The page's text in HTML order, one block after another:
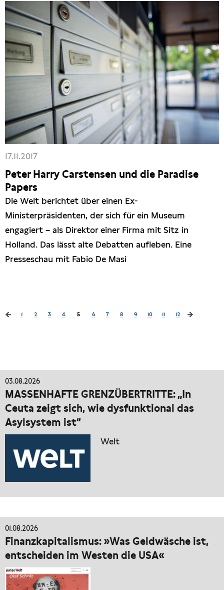
17.11.2017
Peter Harry Carstensen und die Paradise
Papers
Die Welt berichtet über einen Ex-
Ministerpräsidenten, der sich für ein Museum
engagiert – als Direktor einer Firma mit Sitz in
Holland. Das lässt alte Debatten aufleben. Eine
Presseschau mit Fabio De Masi
1 2 3 4 5 6 7 8 9 10 11 12
03.08.2026
MASSENHAFTE GRENZÜBERTRITTE: „In
Ceuta zeigt sich, wie dysfunktional das
Asylsystem ist“
Welt
01.08.2026
Finanzkapitalismus: »Was Geldwäsche ist,
entscheiden im Westen die USA«